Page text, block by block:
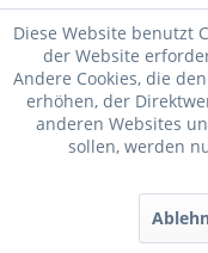
Diese Website benutzt
der Website
Andere Cookies, die
erhöhen, der
anderen Websites
sollen, werden